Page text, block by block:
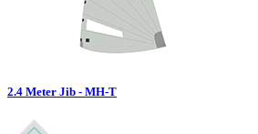
2.4 Meter Jib - MH-T